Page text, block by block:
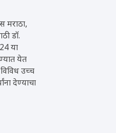
मराठा,
डॉ.
या
येत
उच्च
देण्याचा